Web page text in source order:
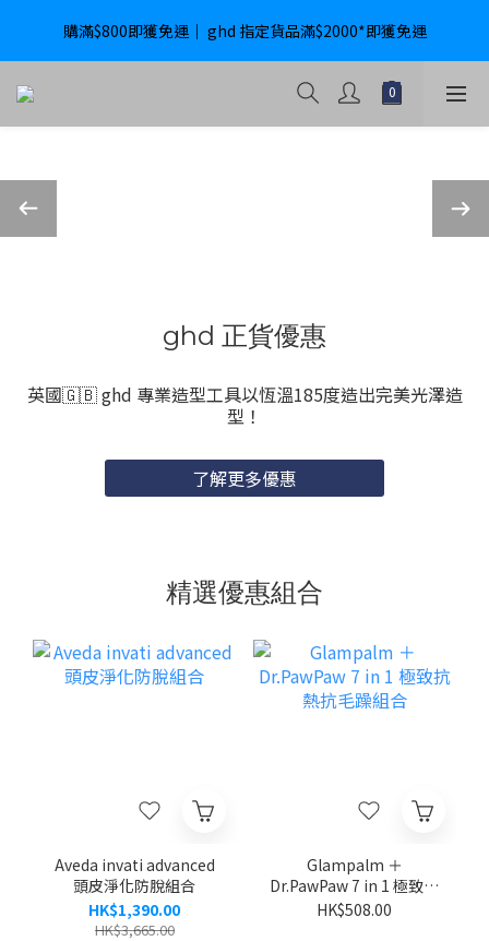
購滿$800即獲免運｜ ghd 指定貨品滿$2000*即獲免運
購滿$800即獲免運｜ ghd 指定貨品滿$2000*即獲免運
International Delivery Available ｜ Shop above HK$4800 Free
ghd 正貨優惠
英國🇬🇧 ghd 專業造型工具以恆溫185度造出完美光澤造
型！
了解更多優惠
精選優惠組合
Aveda invati advanced
頭皮淨化防脫組合
HK$1,390.00
HK$3,665.00
Glampalm ＋
Dr.PawPaw 7 in 1 極致抗
熱抗毛躁組合
HK$508.00